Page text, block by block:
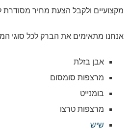
מקצועיים ולקבל הצעת מחיר מסודרת
אנחנו מתאימים את הברק לכל סוגי
אבן בזלת
מרצפות סומסום
בומנייט
מרצפות טרצו
שיש